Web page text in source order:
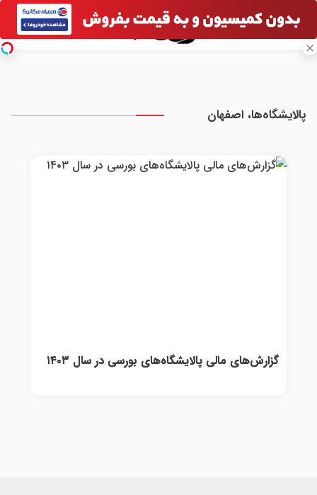
پالایشگاه‌ها، اصفهان
گزارش‌های مالی پالایشگاه‌های بورسی در سال ۱۴۰۳